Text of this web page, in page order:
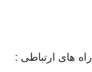
راه های ارتباطی :